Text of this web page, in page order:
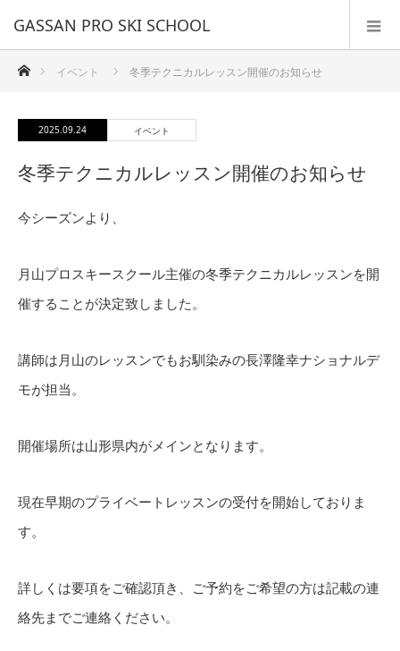
GASSAN PRO SKI SCHOOL
ホーム イベント 冬季テクニカルレッスン開催のお知らせ
2025.09.24 イベント
冬季テクニカルレッスン開催のお知らせ
今シーズンより、
月山プロスキースクール主催の冬季テクニカルレッスンを開
催することが決定致しました。
講師は月山のレッスンでもお馴染みの長澤隆幸ナショナルデ
モが担当。
開催場所は山形県内がメインとなります。
現在早期のプライベートレッスンの受付を開始しておりま
す。
詳しくは要項をご確認頂き、ご予約をご希望の方は記載の連
絡先までご連絡ください。